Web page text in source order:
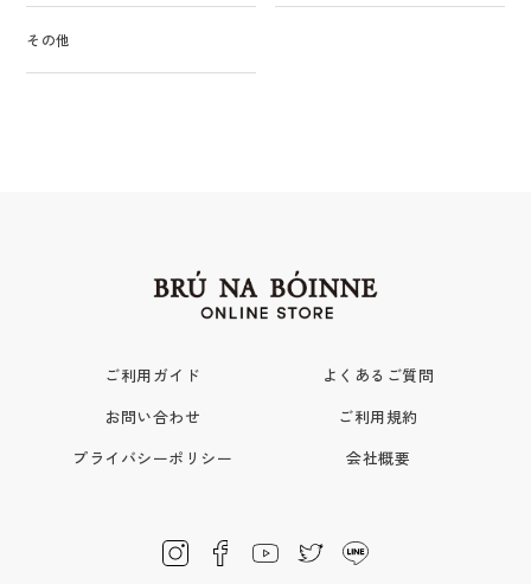
その他
ご利用ガイド
よくあるご質問
お問い合わせ
ご利用規約
プライバシーポリシー
会社概要